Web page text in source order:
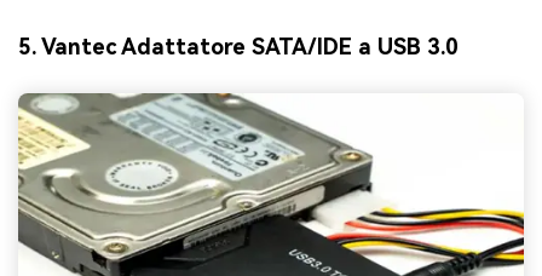
5. Vantec Adattatore SATA/IDE a USB 3.0